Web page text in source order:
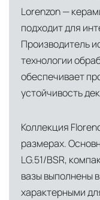
доставки и
сохранностью
Глобальная
центров
Помимо
Дубай, ОАЭ
Ближнего
Кипр —
Lorenzon —
подходит для
Производитель
технологии
обеспечивает
устойчивость
Коллекция
размерах.
LG.51/BSR,
вазы выполнены
характерными